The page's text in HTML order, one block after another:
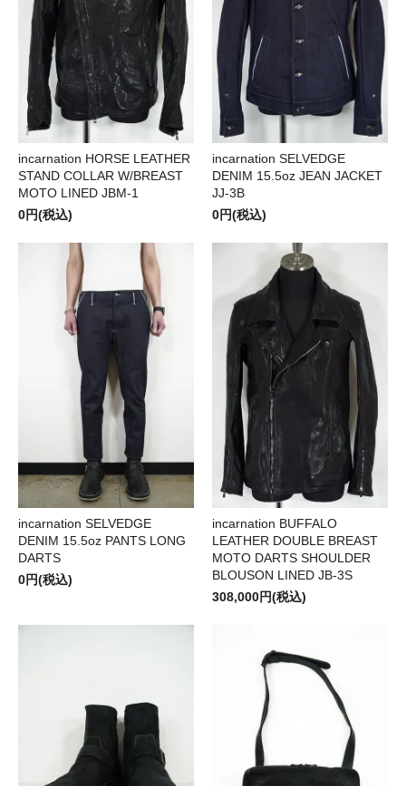
incarnation HORSE LEATHER
STAND COLLAR W/BREAST
MOTO LINED JBM-1
0円(税込)
incarnation SELVEDGE
DENIM 15.5oz JEAN JACKET
JJ-3B
0円(税込)
incarnation SELVEDGE
DENIM 15.5oz PANTS LONG
DARTS
0円(税込)
incarnation BUFFALO
LEATHER DOUBLE BREAST
MOTO DARTS SHOULDER
BLOUSON LINED JB-3S
308,000円(税込)